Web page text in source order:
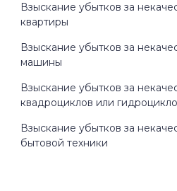
Взыскание убытков за
квартиры
Взыскание убытков за
машины
Взыскание убытков за
квадроциклов или
Взыскание убытков за
бытовой техники